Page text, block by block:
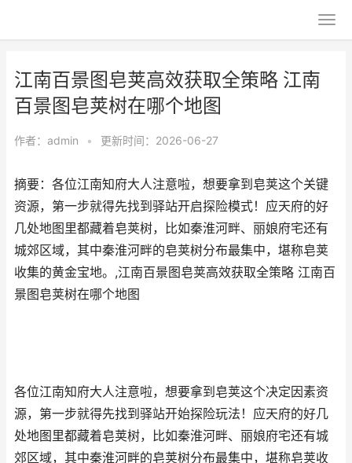
江南百景图皂荚高效获取全策略 江南
百景图皂荚树在哪个地图
作者： admin • 更新时间：2026-06-27
摘要：各位江南知府大人注意啦，想要拿到皂荚这个关键
资源，第一步就得先找到驿站开启探险模式！应天府的好
几处地图里都藏着皂荚树，比如秦淮河畔、丽娘府宅还有
城郊区域，其中秦淮河畔的皂荚树分布最集中，堪称皂荚
收集的黄金宝地。,江南百景图皂荚高效获取全策略 江南百
景图皂荚树在哪个地图
各位江南知府大人注意啦，想要拿到皂荚这个决定因素资
源，第一步就得先找到驿站开始探险玩法！应天府的好几
处地图里都藏着皂荚树，比如秦淮河畔、丽娘府宅还有城
郊区域，其中秦淮河畔的皂荚树分布最集中，堪称皂荚收